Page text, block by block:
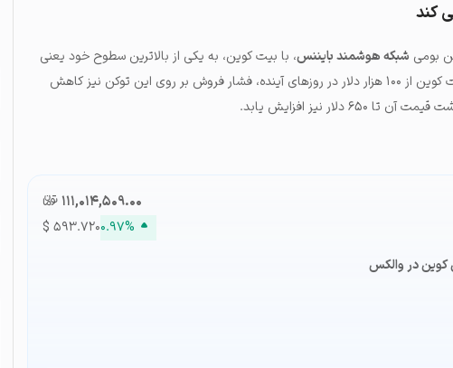
کند
بومی شبکه هوشمند بایننس، با بیت کوین، به یکی از بالاترین سطوح خود یعنی
۰٫۹ رسیده است. بنابراین در صورت عبور بیت کوین از ۱۰۰ هزار دلار در روزهای آینده، فشار فروش بر روی این توکن نیز کاهش
نیز افزایش یابد.
۱۱۱,۰۱۴,۵۰۹.۰۰ تومان-ء
$ ۵۹۳.۷۲۰۰.۹۷%
کوین در والکس